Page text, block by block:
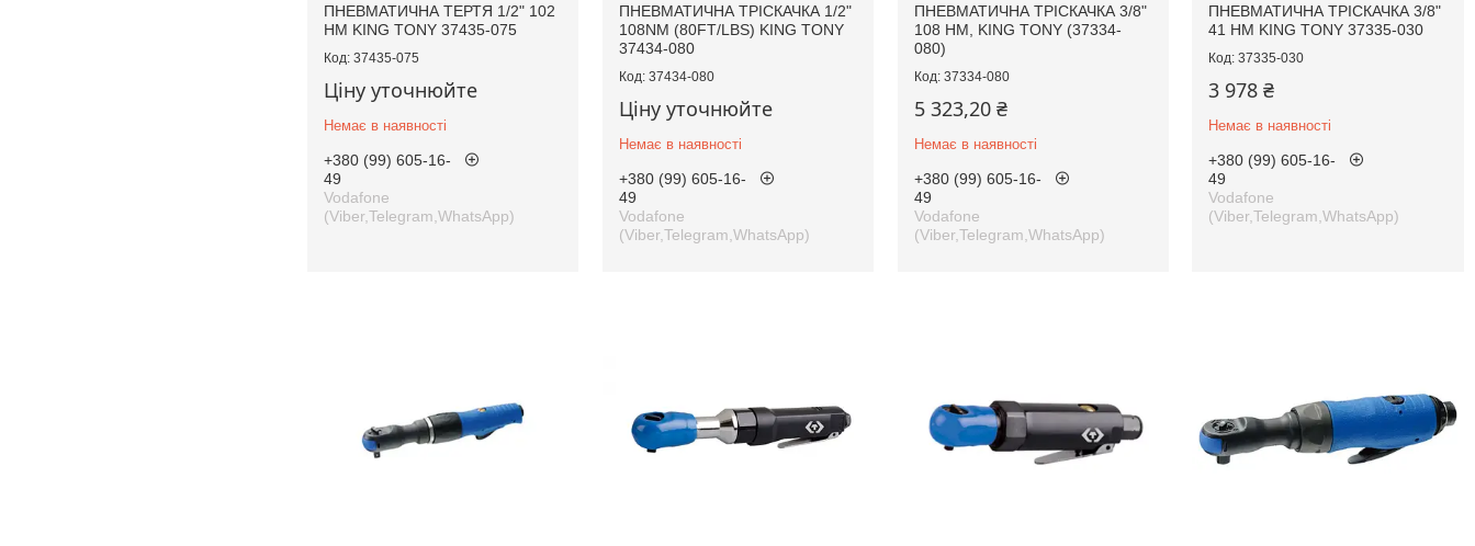
ПНЕВМАТИЧНА ТЕРТЯ 1/2" 102
НМ KING TONY 37435-075
37435-075
Ціну уточнюйте
Немає в наявності
+380 (99) 605-16-
49
Vodafone
(Viber,Telegram,WhatsApp)
ПНЕВМАТИЧНА ТРІСКАЧКА 1/2"
108NM (80FT/LBS) KING TONY
37434-080
37434-080
Ціну уточнюйте
Немає в наявності
+380 (99) 605-16-
49
Vodafone
(Viber,Telegram,WhatsApp)
ПНЕВМАТИЧНА ТРІСКАЧКА 3/8"
108 НМ, KING TONY (37334-
080)
37334-080
5 323,20 ₴
Немає в наявності
+380 (99) 605-16-
49
Vodafone
(Viber,Telegram,WhatsApp)
ПНЕВМАТИЧНА ТРІСКАЧКА 3/8"
41 НМ KING TONY 37335-030
37335-030
3 978 ₴
Немає в наявності
+380 (99) 605-16-
49
Vodafone
(Viber,Telegram,WhatsApp)